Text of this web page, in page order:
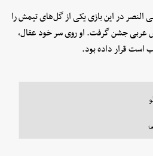
النصر در این بازی یکی از گل‌های تیمش را
عربی جشن گرفت. او روی سر خود عقال،
است قرار داده بود.